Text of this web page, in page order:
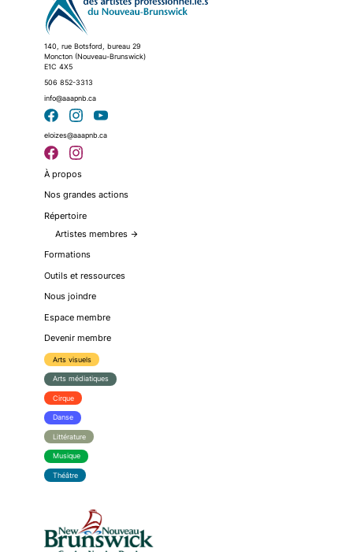
140, rue Botsford, bureau 29
Moncton (Nouveau-Brunswick)
E1C 4X5
506 852-3313
info@aaapnb.ca
eloizes@aaapnb.ca
À propos
Nos grandes actions
Répertoire
Artistes membres arrow_forward
Formations
Outils et ressources
Nous joindre
Espace membre
Devenir membre
Arts visuels
Arts médiatiques
Cirque
Danse
Littérature
Musique
Théâtre